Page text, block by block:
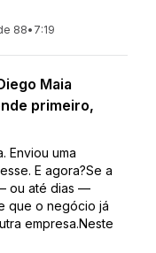
88• 7:19
Maia
primeiro,
Enviou uma
E agora?Se a
ou até dias —
que o negócio já
empresa.Neste